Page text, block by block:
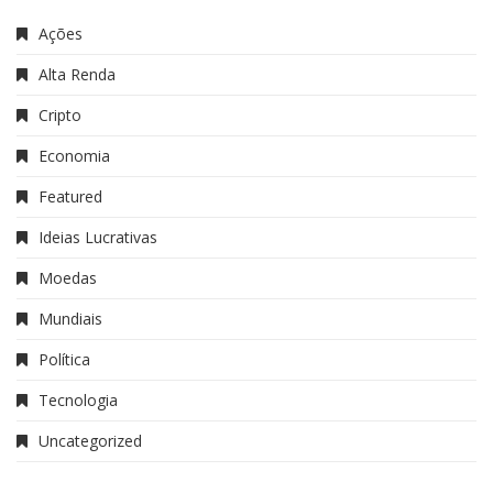
Ações
Alta Renda
Cripto
Economia
Featured
Ideias Lucrativas
Moedas
Mundiais
Política
Tecnologia
Uncategorized